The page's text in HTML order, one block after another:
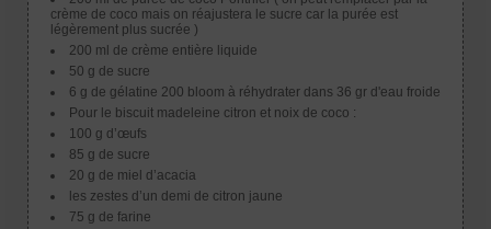
crème de coco mais on réajustera le sucre car la purée est
légèrement plus sucrée )
200 ml de crème entière liquide
50 g de sucre
6 g de gélatine 200 bloom à réhydrater dans 36 gr d'eau froide
Pour le biscuit madeleine citron et noix de coco :
100 g d’œufs
85 g de sucre
20 g de miel d’acacia
les zestes d’un demi de citron jaune
75 g de farine